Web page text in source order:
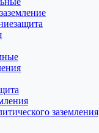
заземления